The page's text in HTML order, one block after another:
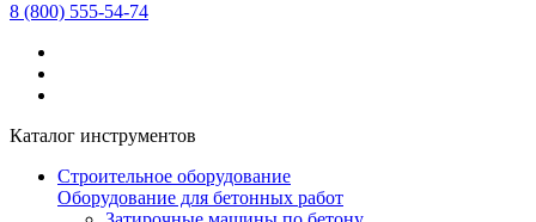
8 (800) 555-54-74
Каталог инструментов
Строительное оборудование
Оборудование для бетонных работ